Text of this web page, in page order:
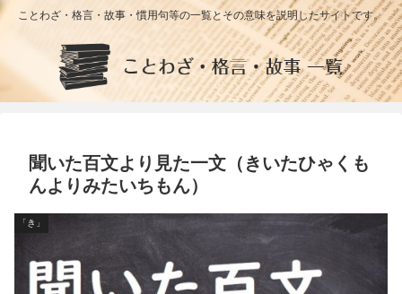
ことわざ・格言・故事・慣用句等の一覧とその意味を説明したサイトです。
聞いた百文より見た一文（きいたひゃくも
んよりみたいちもん）
「き」